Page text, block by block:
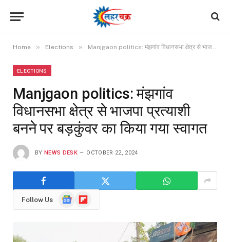
Home » Elections » Manjgaon politics: मंझगांव विधानसभा क्षेत्र से भाजपा प्रत्याशी बनने पर बड़कुंवर का किया गया स्वागत
ELECTIONS
Manjgaon politics: मंझगांव
विधानसभा क्षेत्र से भाजपा प्रत्याशी
बनने पर बड़कुंवर का किया गया स्वागत
BY NEWS DESK OCTOBER 22, 2024
Follow Us
GoogleFlipboard